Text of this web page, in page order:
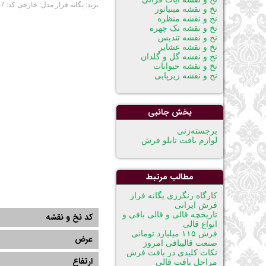
برند: یگانه فراز مدل: خارجی کد:
کد نخ و نقشه
عرض
ارتفاع
نخ و نقشه مینیاتور
نخ و نقشه منظره
نخ و نقشه تک چهره
نخ و نقشه تندیس
نخ و نقشه عشایر
نخ و نقشه گل و گلدان
نخ و نقشه حیوانات
نخ و نقشه زیرپایی
بخش جانبی
پریدن
برجسته‌زنی
لوازم بافت تابلو فرش
مطالب مرتبط
كارگاه رنگرزی يگانه فراز
فرش ایرانی
تاریخچه قالی و قالی بافی و
انواع قالی
فرش ۱۱۵ میلیارد تومانی
صنعت قالیبافی امروز
نکات کلیدی در بافت فرش
مراحل بافت قالي